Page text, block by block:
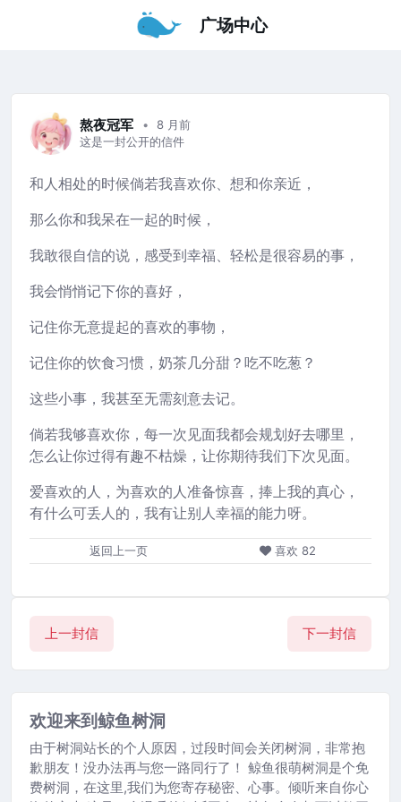
广场中心
熬夜冠军
8 月前
这是一封公开的信件
和人相处的时候倘若我喜欢你、想和你亲近，
那么你和我呆在一起的时候，
我敢很自信的说，感受到幸福、轻松是很容易的事，
我会悄悄记下你的喜好，
记住你无意提起的喜欢的事物，
记住你的饮食习惯，奶茶几分甜？吃不吃葱？
这些小事，我甚至无需刻意去记。
倘若我够喜欢你，每一次见面我都会规划好去哪里，
怎么让你过得有趣不枯燥，让你期待我们下次见面。
爱喜欢的人，为喜欢的人准备惊喜，捧上我的真心，
有什么可丢人的，我有让别人幸福的能力呀。
返回上一页 喜欢 82
上一封信 下一封信
欢迎来到鲸鱼树洞
由于树洞站长的个人原因，过段时间会关闭树洞，非常抱
歉朋友！没办法再与您一路同行了！ 鲸鱼很萌树洞是个免
费树洞，在这里,我们为您寄存秘密、心事。倾听来自你心